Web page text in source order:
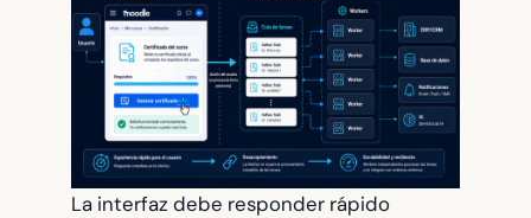
La interfaz debe responder rápido